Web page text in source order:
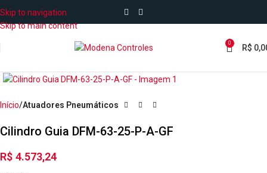
Skip to navigation
Skip to main content
0 R$
Início Atuadores Pneumáticos
Cilindro Guia DFM-63-25-P-A-GF
R$ 4.573,24